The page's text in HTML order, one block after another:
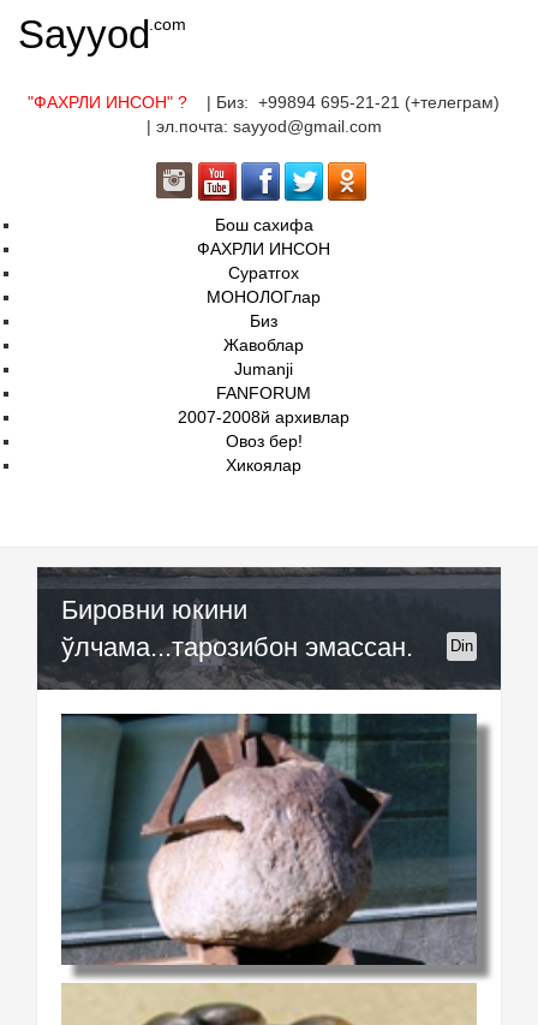
Sayyod .com
"ФАХРЛИ ИНСОН" ?
| Биз: +99894 695-21-21 (+телеграм)
| эл.почта: sayyod@gmail.com
Бош сахифа
ФАХРЛИ ИНСОН
Суратгох
МОНОЛОГлар
Биз
Жавоблар
Jumanji
FANFORUM
2007-2008й архивлар
Овоз бер!
Хикоялар
Бировни юкини
ўлчама...тарозибон эмассан.
Din